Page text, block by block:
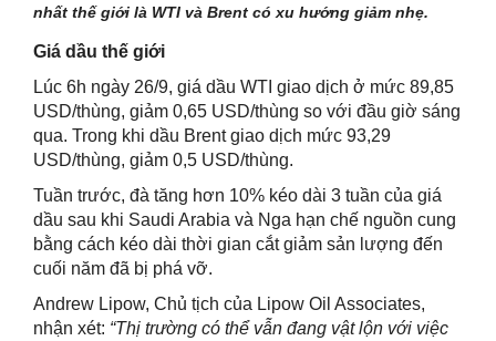
nhất thế giới là WTI và Brent có xu hướng giảm nhẹ.
Giá dầu thế giới
Lúc 6h ngày 26/9, giá dầu WTI giao dịch ở mức 89,85
USD/thùng, giảm 0,65 USD/thùng so với đầu giờ sáng
qua. Trong khi dầu Brent giao dịch mức 93,29
USD/thùng, giảm 0,5 USD/thùng.
Tuần trước, đà tăng hơn 10% kéo dài 3 tuần của giá
dầu sau khi Saudi Arabia và Nga hạn chế nguồn cung
bằng cách kéo dài thời gian cắt giảm sản lượng đến
cuối năm đã bị phá vỡ.
Andrew Lipow, Chủ tịch của Lipow Oil Associates,
nhận xét: “Thị trường có thể vẫn đang vật lộn với việc